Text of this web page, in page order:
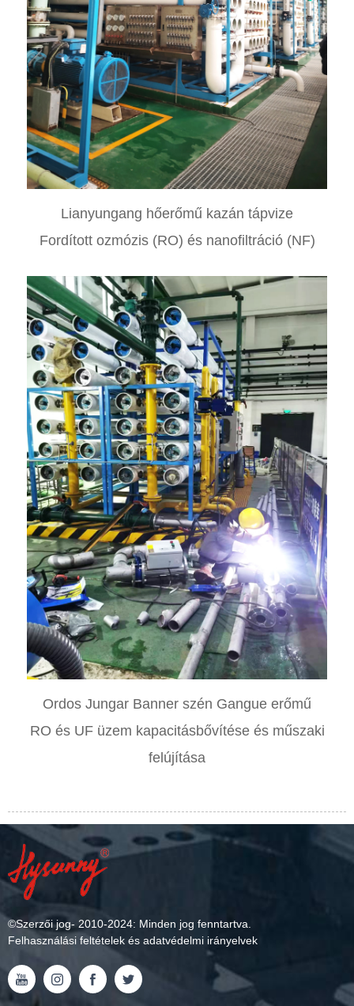
Lianyungang hőerőmű kazán tápvize
Fordított ozmózis (RO) és nanofiltráció (NF)
Ordos Jungar Banner szén Gangue erőmű
RO és UF üzem kapacitásbővítése és műszaki
felújítása
©Szerzői jog- 2010-2024: Minden jog fenntartva.
Felhasználási feltételek és adatvédelmi irányelvek